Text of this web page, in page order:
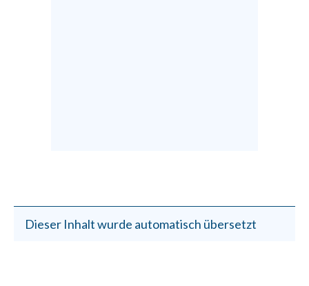
Dieser Inhalt wurde automatisch übersetzt